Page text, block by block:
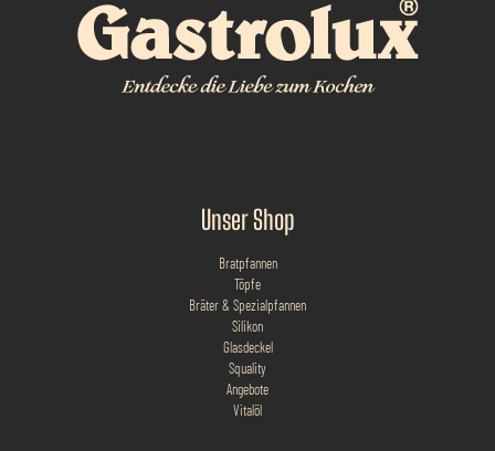
Unser Shop
Bratpfannen
Töpfe
Bräter & Spezialpfannen
Silikon
Glasdeckel
Squality
Angebote
Vitalöl